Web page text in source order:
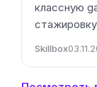
классную
Skillbox